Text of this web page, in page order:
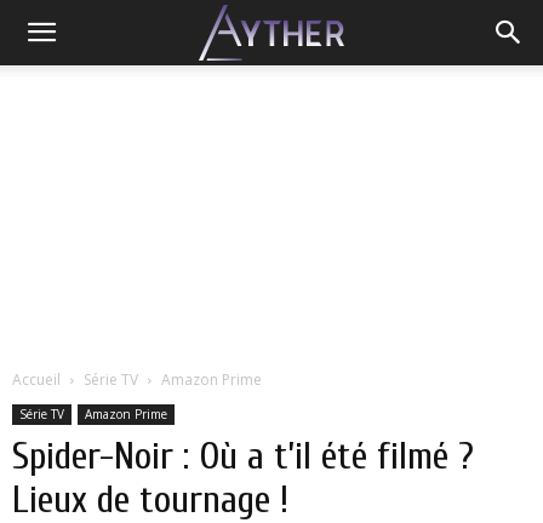
Accueil Série TV Amazon Prime
Série TV Amazon Prime
Spider-Noir : Où a t’il été filmé ?
Lieux de tournage !